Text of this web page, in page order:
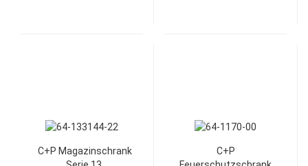
C+P Magazinschrank
C+P